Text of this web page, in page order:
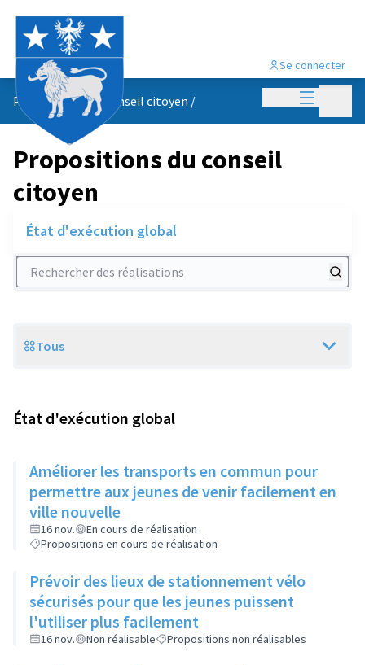
Menu
Se connecter
Propositions du conseil citoyen /
Propositions du conseil
citoyen
État d'exécution global
Rechercher des réalisations
Scope
Tous
État d'exécution global
Améliorer les transports en commun pour
permettre aux jeunes de venir facilement en
ville nouvelle
16 nov.
En cours de réalisation
Propositions en cours de réalisation
Prévoir des lieux de stationnement vélo
sécurisés pour que les jeunes puissent
l'utiliser plus facilement
16 nov. Non réalisable Propositions non réalisables